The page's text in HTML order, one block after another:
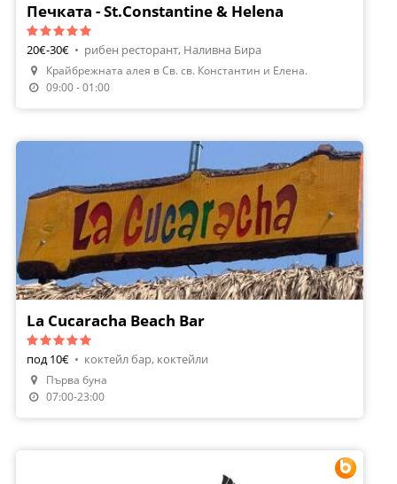
Печката - St.Constantine & Helena
20€-30€ • рибен ресторант, Наливна Бира
Крайбрежната алея в Св. св. Константин и Елена.
09:00 - 01:00
La Cucaracha Beach Bar
под 10€ • коктейл бар, коктейли
Първа буна
07:00-23:00